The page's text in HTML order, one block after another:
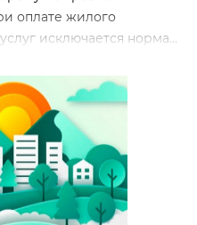
оплате жилого
исключается норма...